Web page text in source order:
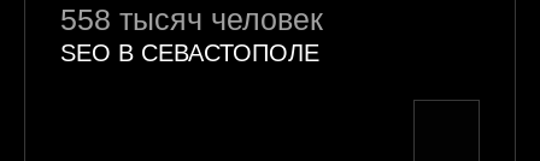
558 тысяч человек
SEO В СЕВАСТОПОЛЕ